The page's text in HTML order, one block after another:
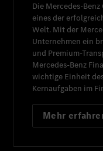
Die Mercedes-Benz
eines der
Welt. Mit der
Unternehmen ein
und Premium-
Mercedes-Benz
wichtige Einheit
Kernaufgaben im
Mehr